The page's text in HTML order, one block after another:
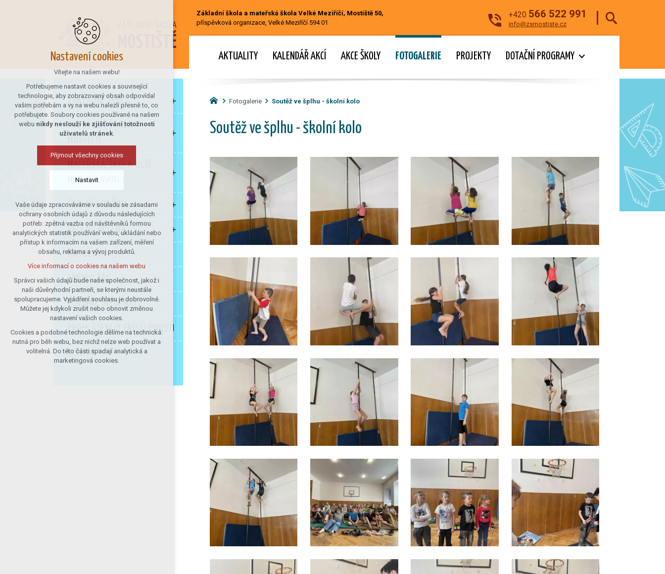
+420 566 522 991
info@zsmostiste.cz
Základní škola a mateřská škola Velké Meziříčí, Mostiště 50,
příspěvková organizace, Velké Meziříčí 594 01
AKTUALITY KALENDÁŘ AKCÍ AKCE ŠKOLY FOTOGALERIE PROJEKTY DOTAČNÍ PROGRAMY
ZÁKLADNÍ ŠKOLA
MATEŘSKÁ ŠKOLA
MATEŘSKÁ ŠKOLA OLŠÍ
NAD OSLAVOU
ŠKOLNÍ DRUŽINA
ŠKOLNÍ JÍDELNA
KROUŽKY
FORMULÁŘE
POVINNÉ INFORMACE
PROHLÁŠENÍ O PŘÍSTUPNOSTI
KONTAKTY
Fotogalerie Soutěž ve šplhu - školní kolo
Soutěž ve šplhu - školní kolo
Nastavení cookies
Vítejte na našem webu!
Potřebujeme nastavit cookies a související
technologie, aby zobrazovaný obsah odpovídal
vašim potřebám a vy na webu nalezli přesně to, co
potřebujete. Soubory cookies používané na našem
webu nikdy neslouží ke zjišťování totožnosti
uživatelů stránek.
Přijmout všechny cookies
Nastavit
Technická cookies
nutná pro provozování webu
udržení kontextu stránek (session):
případná přihlášení, volby jazyka, apod.
Volitelná cookies
analytická pro anonymizované
vyhodnocení návštěvnosti
marketingová cookies (Google)
Více informací o cookies na našem webu
Přijmout všechny cookies
Odmítnout vše
Vaše údaje zpracováváme v souladu se zásadami
ochrany osobních údajů z důvodu následujících
potřeb: zpětná vazba od návštěvníků formou
analytických statistik používání webu, ukládání nebo
přístup k informacím na vašem zařízení, měření
obsahu, reklama a vývoj produktů.
Více informací o cookies na našem webu
Správci vašich údajů bude naše společnost, jakož i
naši důvěryhodní partneři, se kterými neustále
spolupracujeme. Vyjádření souhlasu je dobrovolné.
Můžete jej kdykoli zrušit nebo obnovit změnou
nastavení vašich cookies.
Cookies a podobné technologie dělíme na technická:
nutná pro běh webu, bez nichž nelze web používat a
volitelná. Do této části spadají analytická a
marketingová cookies.